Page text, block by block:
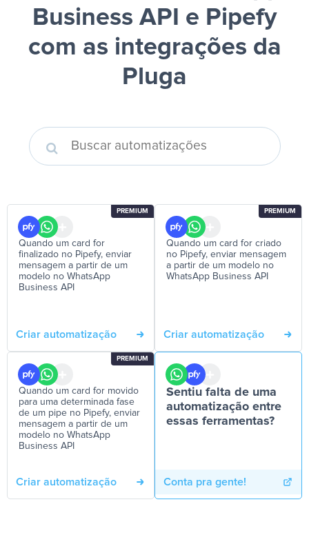
Business API e Pipefy
com as integrações da
Pluga
PREMIUM
Quando um card for
finalizado no Pipefy, enviar
mensagem a partir de um
modelo no WhatsApp
Business API
Criar automatização
PREMIUM
Quando um card for criado
no Pipefy, enviar mensagem
a partir de um modelo no
WhatsApp Business API
Criar automatização
PREMIUM
Quando um card for movido
para uma determinada fase
de um pipe no Pipefy, enviar
mensagem a partir de um
modelo no WhatsApp
Business API
Criar automatização
Sentiu falta de uma
automatização entre
essas ferramentas?
Conta pra gente!